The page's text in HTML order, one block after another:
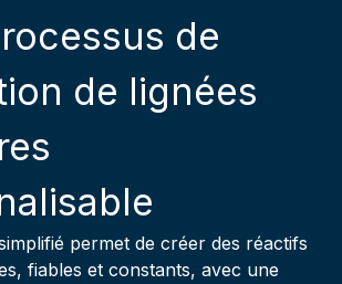
de
de lignées
permet de créer des réactifs
fiables et constants, avec une